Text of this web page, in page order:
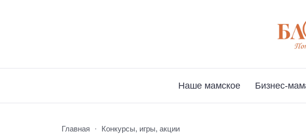
Наше мамское Бизнес-
Главная Конкурсы, игры, акции